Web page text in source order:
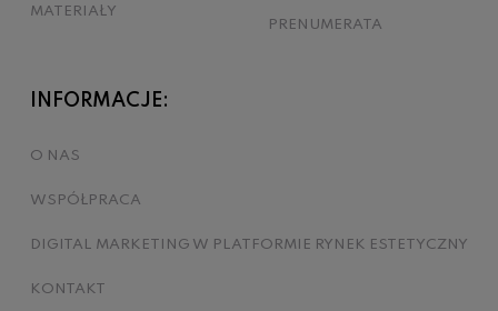
MATERIAŁY
PRENUMERATA
INFORMACJE:
O NAS
WSPÓŁPRACA
DIGITAL MARKETING W PLATFORMIE RYNEK ESTETYCZNY
KONTAKT